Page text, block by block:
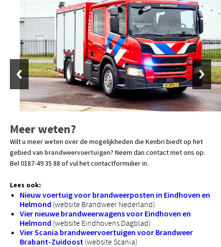
Meer weten?
Wilt u meer weten over de mogelijkheden die Kenbri biedt op het
gebied van brandweervoertuigen? Neem dan contact met ons op.
Bel 0187-49 35 88 of vul het contactformulier in.
Lees ook:
Nieuw voertuig voor brandweerposten in Eindhoven en
Helmond (website Brandweer Nederland)
Vier nieuwe brandweerwagens voor Eindhoven en
Helmond (website Eindhovens Dagblad)
Vier Scania brandweervoertuigen voor Brandweer
Brabant-Zuidoost (website Scania)